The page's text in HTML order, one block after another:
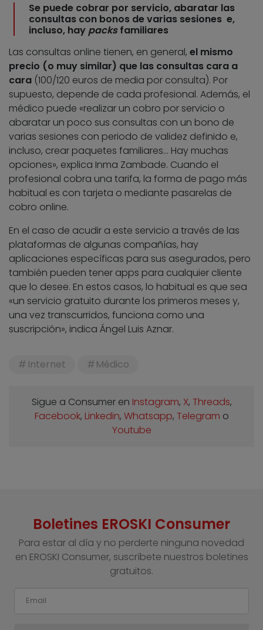
Se puede cobrar por servicio, abaratar las
consultas con bonos de varias sesiones e,
incluso, hay packsfamiliares
Las consultas online tienen, en general, el mismo
precio (o muy similar) que las consultas cara a
cara (100/120 euros de media por consulta). Por
supuesto, depende de cada profesional. Además, el
médico puede «realizar un cobro por servicio o
abaratar un poco sus consultas con un bono de
varias sesiones con periodo de validez definido e,
incluso, crear paquetes familiares… Hay muchas
opciones», explica Inma Zambade. Cuando el
profesional cobra una tarifa, la forma de pago más
habitual es con tarjeta o mediante pasarelas de
cobro online.
En el caso de acudir a este servicio a través de las
plataformas de algunas compañías, hay
aplicaciones específicas para sus asegurados, pero
también pueden tener apps para cualquier cliente
que lo desee. En estos casos, lo habitual es que sea
«un servicio gratuito durante los primeros meses y,
una vez transcurridos, funciona como una
suscripción», indica Ángel Luis Aznar.
Internet Médico
Sigue a Consumer en Instagram, X, Threads,
Facebook, Linkedin, Whatsapp, Telegram o
Youtube
Boletines EROSKI Consumer
Para estar al día y no perderte ninguna novedad
en EROSKI Consumer, suscríbete nuestros boletines
gratuitos.